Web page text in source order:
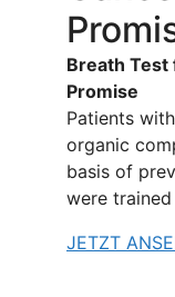
Breath Test
Promise
Patients
organic
basis of
were
JETZT